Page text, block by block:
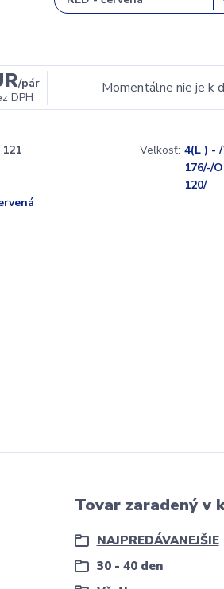
/pár
DPH
Momentálne nie je k
121 Veľkosť: 4(L ) -
176/-/
120/
Tovar zaradený v
NAJPREDÁVANEJŠIE
30 - 40 den